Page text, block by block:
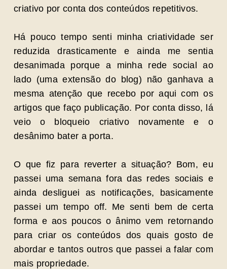
criativo por conta dos conteúdos repetitivos.
Há pouco tempo senti minha criatividade ser
reduzida drasticamente e ainda me sentia
desanimada porque a minha rede social ao
lado (uma extensão do blog) não ganhava a
mesma atenção que recebo por aqui com os
artigos que faço publicação. Por conta disso, lá
veio o bloqueio criativo novamente e o
desânimo bater a porta.
O que fiz para reverter a situação? Bom, eu
passei uma semana fora das redes sociais e
ainda desliguei as notificações, basicamente
passei um tempo off. Me senti bem de certa
forma e aos poucos o ânimo vem retornando
para criar os conteúdos dos quais gosto de
abordar e tantos outros que passei a falar com
mais propriedade.